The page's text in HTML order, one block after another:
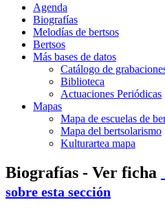
Agenda
Biografías
Melodías de bertsos
Bertsos
Más bases de datos
Catálogo de
Biblioteca
Actuaciones Periódicas
Mapas
Mapa de escuelas de
Mapa del bertsolarismo
Kulturartea mapa
Biografías - Ver ficha
sobre esta sección